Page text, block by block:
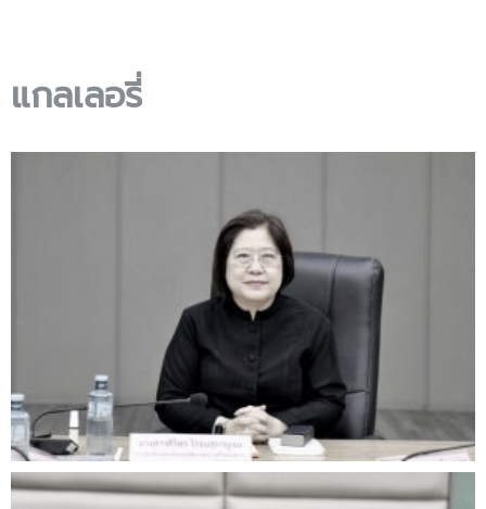
แกลเลอรี่